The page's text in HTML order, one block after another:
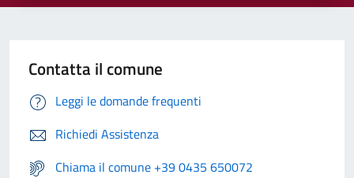
Contatta il comune
Leggi le domande frequenti
Richiedi Assistenza
Chiama il comune +39 0435 650072